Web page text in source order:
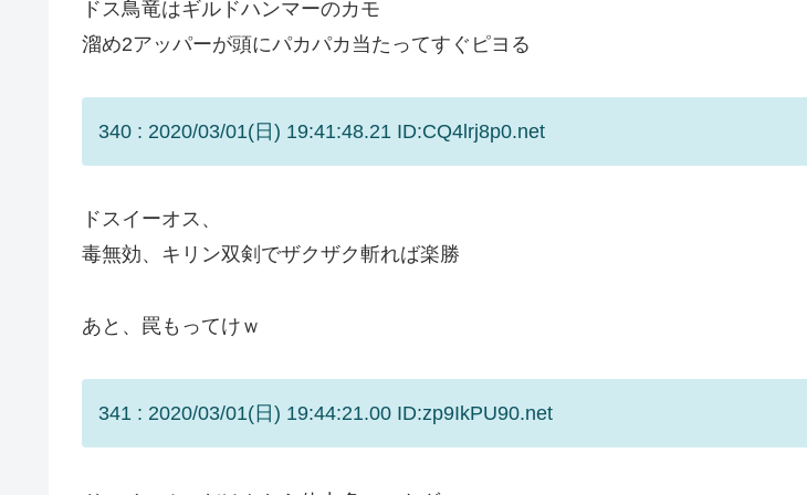
ドス鳥竜はギルドハンマーのカモ
溜め2アッパーが頭にパカパカ当たってすぐピヨる
340 : 2020/03/01(日) 19:41:48.21 ID:CQ4lrj8p0.net
ドスイーオス、
毒無効、キリン双剣でザクザク斬れば楽勝
あと、罠もってけｗ
341 : 2020/03/01(日) 19:44:21.00 ID:zp9IkPU90.net